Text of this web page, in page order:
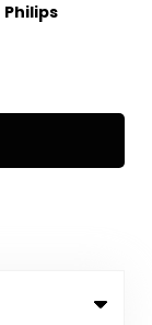
Philips